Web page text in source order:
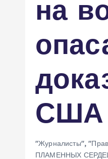
на
США
"Журналисты",
ПЛАМЕННЫХ